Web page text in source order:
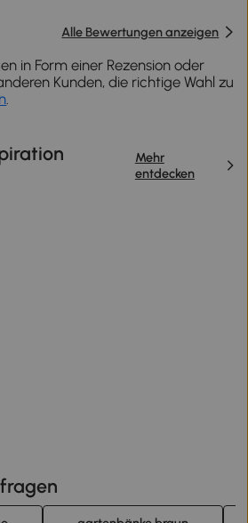
Alle Bewertungen anzeigen
in Form einer Rezension oder
Kunden, die richtige Wahl zu
.
Mehr
entdecken